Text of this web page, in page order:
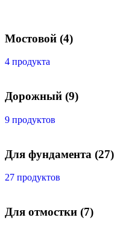
Мостовой (4)
4 продукта
Дорожный (9)
9 продуктов
Для фундамента (27)
27 продуктов
Для отмостки (7)